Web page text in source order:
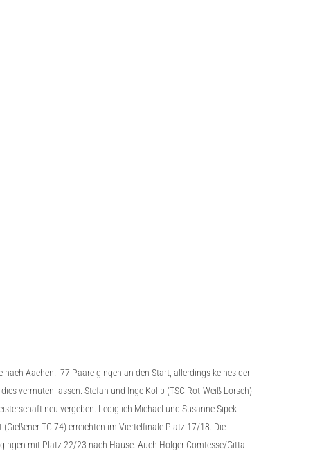
Aachen. 77 Paare gingen an den Start, allerdings keines der
vermuten lassen. Stefan und Inge Kolip (TSC Rot-Weiß Lorsch)
neu vergeben. Lediglich Michael und Susanne Sipek
TC 74) erreichten im Viertelfinale Platz 17/18. Die
mit Platz 22/23 nach Hause. Auch Holger Comtesse/Gitta